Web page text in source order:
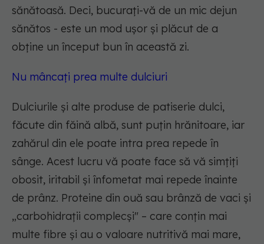
sănătoasă. Deci, bucurați-vă de un mic dejun
sănătos - este un mod ușor și plăcut de a
obține un început bun în această zi.
Nu mâncați prea multe dulciuri
Dulciurile și alte produse de patiserie dulci,
făcute din făină albă, sunt puțin hrănitoare, iar
zahărul din ele poate intra prea repede în
sânge. Acest lucru vă poate face să vă simțiți
obosit, iritabil și înfometat mai repede înainte
de prânz. Proteine din ouă sau brânză de vaci și
„carbohidrații complecși" – care conțin mai
multe fibre și au o valoare nutritivă mai mare,